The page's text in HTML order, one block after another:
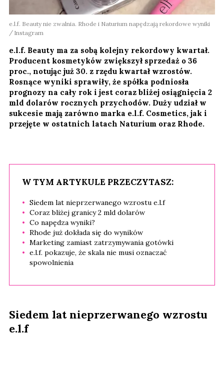
e.l.f. Beauty nie zwalnia. Rhode i Naturium napędzają rekordowe wyniki
Instagram
e.l.f. Beauty ma za sobą kolejny rekordowy kwartał.
Producent kosmetyków zwiększył sprzedaż o 36
proc., notując już 30. z rzędu kwartał wzrostów.
Rosnące wyniki sprawiły, że spółka podniosła
prognozy na cały rok i jest coraz bliżej osiągnięcia 2
mld dolarów rocznych przychodów. Duży udział w
sukcesie mają zarówno marka e.l.f. Cosmetics, jak i
przejęte w ostatnich latach Naturium oraz Rhode.
W TYM ARTYKULE PRZECZYTASZ:
Siedem lat nieprzerwanego wzrostu e.l.f
Coraz bliżej granicy 2 mld dolarów
Co napędza wyniki?
Rhode już dokłada się do wyników
Marketing zamiast zatrzymywania gotówki
e.l.f. pokazuje, że skala nie musi oznaczać
spowolnienia
Siedem lat nieprzerwanego wzrostu
e.l.f